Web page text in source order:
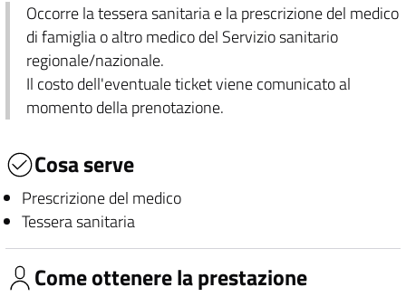
Occorre la tessera sanitaria e la prescrizione del medico
di famiglia o altro medico del Servizio sanitario
regionale/nazionale.
Il costo dell'eventuale ticket viene comunicato al
momento della prenotazione.
Cosa serve
Prescrizione del medico
Tessera sanitaria
Come ottenere la prestazione